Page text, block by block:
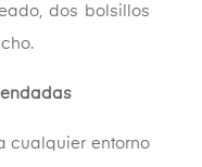
dos bolsillos
cualquier entorno